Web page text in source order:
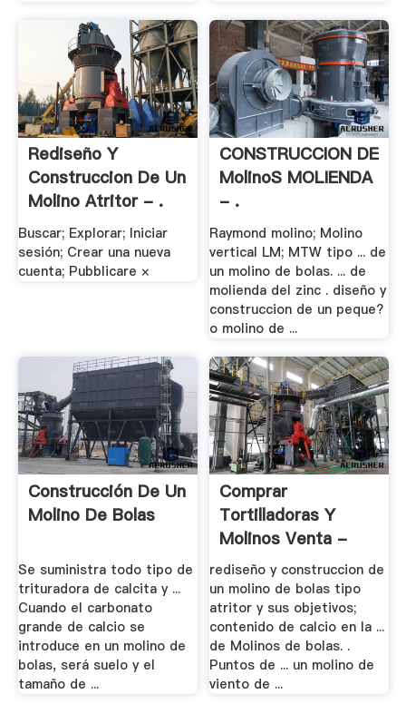
Rediseño Y
Construccion De Un
Molino Atritor - .
Buscar; Explorar; Iniciar
sesión; Crear una nueva
cuenta; Pubblicare ×
CONSTRUCCION DE
MolinoS MOLIENDA
- .
Raymond molino; Molino
vertical LM; MTW tipo ... de
un molino de bolas. ... de
molienda del zinc . diseño y
construccion de un peque?
o molino de ...
Construcción De Un
Molino De Bolas
Se suministra todo tipo de
trituradora de calcita y ...
Cuando el carbonato
grande de calcio se
introduce en un molino de
bolas, será suelo y el
tamaño de ...
Comprar
Tortilladoras Y
Molinos Venta -
Water .
rediseño y construccion de
un molino de bolas tipo
atritor y sus objetivos;
contenido de calcio en la ...
de Molinos de bolas. .
Puntos de ... un molino de
viento de ...